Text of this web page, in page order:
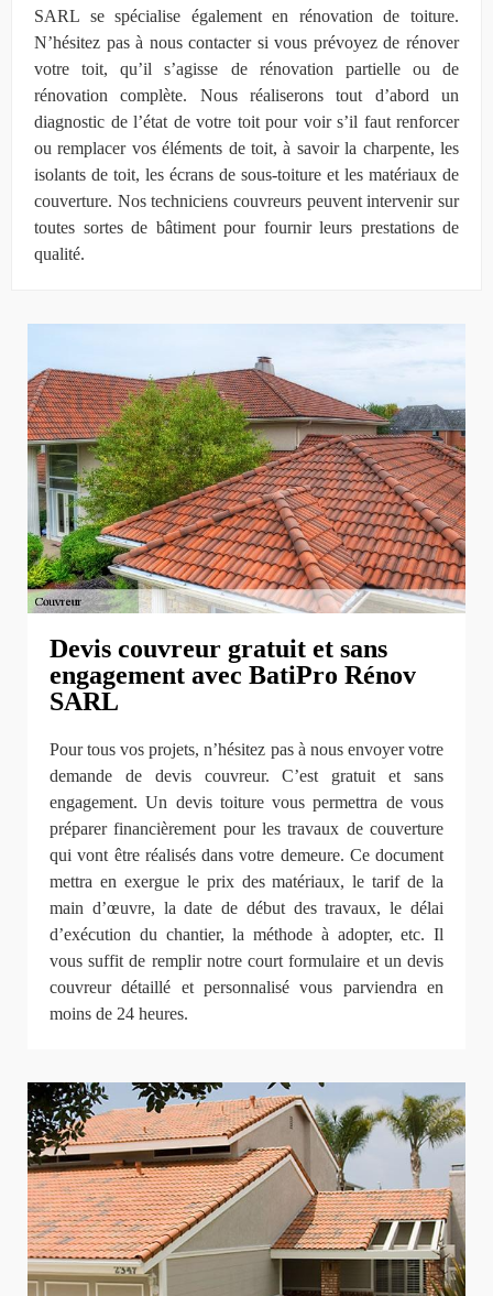
SARL se spécialise également en rénovation de toiture.
N’hésitez pas à nous contacter si vous prévoyez de rénover
votre toit, qu’il s’agisse de rénovation partielle ou de
rénovation complète. Nous réaliserons tout d’abord un
diagnostic de l’état de votre toit pour voir s’il faut renforcer
ou remplacer vos éléments de toit, à savoir la charpente, les
isolants de toit, les écrans de sous-toiture et les matériaux de
couverture. Nos techniciens couvreurs peuvent intervenir sur
toutes sortes de bâtiment pour fournir leurs prestations de
qualité.
Devis couvreur gratuit et sans
engagement avec BatiPro Rénov
SARL
Pour tous vos projets, n’hésitez pas à nous envoyer votre
demande de devis couvreur. C’est gratuit et sans
engagement. Un devis toiture vous permettra de vous
préparer financièrement pour les travaux de couverture
qui vont être réalisés dans votre demeure. Ce document
mettra en exergue le prix des matériaux, le tarif de la
main d’œuvre, la date de début des travaux, le délai
d’exécution du chantier, la méthode à adopter, etc. Il
vous suffit de remplir notre court formulaire et un devis
couvreur détaillé et personnalisé vous parviendra en
moins de 24 heures.